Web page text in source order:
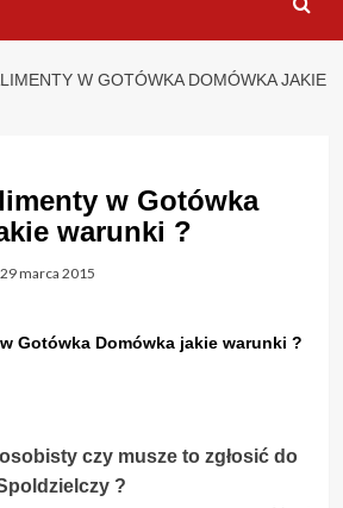
W GOTÓWKA DOMÓWKA JAKIE
w Gotówka
warunki ?
29 marca 2015
Gotówka Domówka jakie warunki ?
czy musze to zgłosić do
?